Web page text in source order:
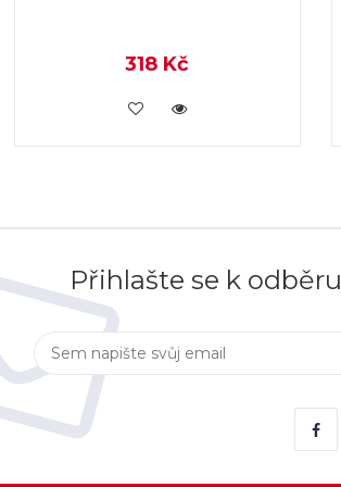
318 Kč
KOUPIT
Přihlašte se k odběru